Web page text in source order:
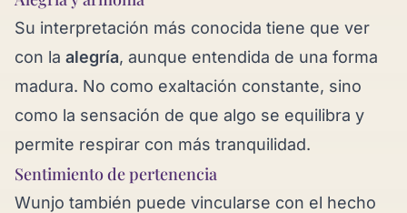
Su interpretación más conocida tiene que ver
con la alegría, aunque entendida de una forma
madura. No como exaltación constante, sino
como la sensación de que algo se equilibra y
permite respirar con más tranquilidad.
Sentimiento de pertenencia
Wunjo también puede vincularse con el hecho